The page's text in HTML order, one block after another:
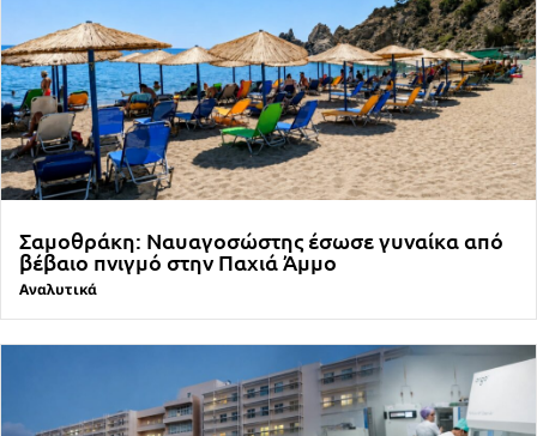
Σαμοθράκη: Ναυαγοσώστης έσωσε γυναίκα από
βέβαιο πνιγμό στην Παχιά Άμμο
Αναλυτικά